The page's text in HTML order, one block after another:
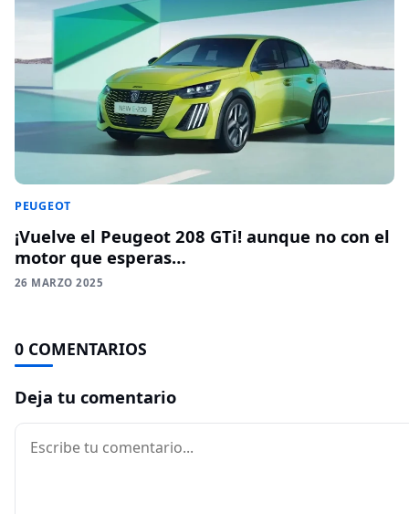
PEUGEOT
¡Vuelve el Peugeot 208 GTi! aunque no con el
motor que esperas…
26 MARZO 2025
0 COMENTARIOS
Deja tu comentario
Comentario